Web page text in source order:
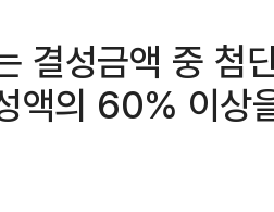
결성금액 중
액의 60% 이상